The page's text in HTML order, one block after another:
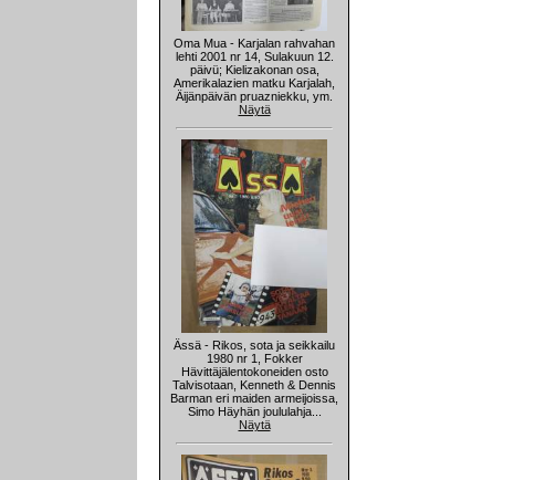
Oma Mua - Karjalan rahvahan
lehti 2001 nr 14, Sulakuun 12.
päivü; Kielizakonan osa,
Amerikalazien matku Karjalah,
Äijänpäivän pruazniekku, ym.
Näytä
Ässä - Rikos, sota ja seikkailu
1980 nr 1, Fokker
Hävittäjälentokoneiden osto
Talvisotaan, Kenneth & Dennis
Barman eri maiden armeijoissa,
Simo Häyhän joululahja...
Näytä